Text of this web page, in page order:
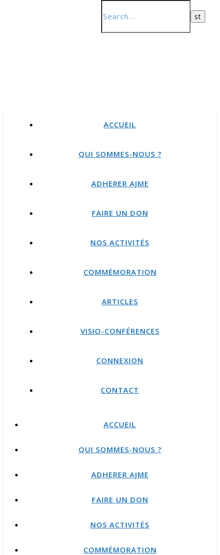
ACCUEIL
QUI SOMMES-NOUS ?
ADHERER AJME
FAIRE UN DON
NOS ACTIVITÉS
COMMÉMORATION
ARTICLES
VISIO-CONFÉRENCES
CONNEXION
CONTACT
ACCUEIL
QUI SOMMES-NOUS ?
ADHERER AJME
FAIRE UN DON
NOS ACTIVITÉS
COMMÉMORATION